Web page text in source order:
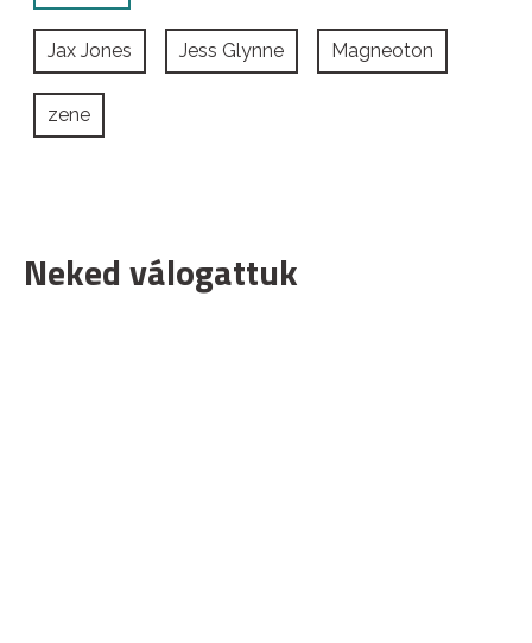
Jax Jones Jess Glynne Magneoton
zene
Neked válogattuk